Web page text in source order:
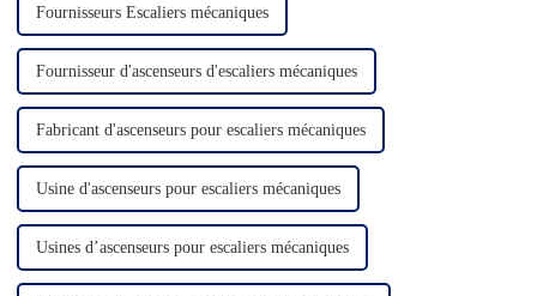
Fournisseurs Escaliers mécaniques
Fournisseur d'ascenseurs d'escaliers mécaniques
Fabricant d'ascenseurs pour escaliers mécaniques
Usine d'ascenseurs pour escaliers mécaniques
Usines d’ascenseurs pour escaliers mécaniques